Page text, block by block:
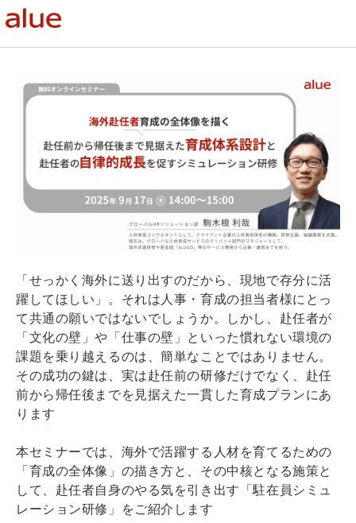
「せっかく海外に送り出すのだから、現地で存分に活
躍してほしい」。それは人事・育成の担当者様にとっ
て共通の願いではないでしょうか。しかし、赴任者が
「文化の壁」や「仕事の壁」といった慣れない環境の
課題を乗り越えるのは、簡単なことではありません。
その成功の鍵は、実は赴任前の研修だけでなく、赴任
前から帰任後までを見据えた一貫した育成プランにあ
ります
本セミナーでは、海外で活躍する人材を育てるための
「育成の全体像」の描き方と、その中核となる施策と
して、赴任者自身のやる気を引き出す「駐在員シミュ
レーション研修」をご紹介します